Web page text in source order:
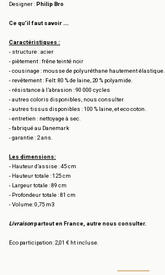
Designer : Philip Bro
Ce qu’il faut savoir ….
Caractéristiques :
- structure : acier
- piètement : frêne teinté noir
- cousinage : mousse de polyuréthane hautement élastique.
- revêtement : Felt: 80 % de laine, 20 % polyamide.
- résistance à l’abrasion : 90 000 cycles
- autres coloris disponibles, nous consulter.
- autres tissus disponibles : 100 % laine, et eco coton.
- entretien : nettoyage à sec.
- fabriqué au Danemark
- garantie : 2 ans.
Les dimensions:
- Hauteur d’assise : 45 cm
- Hauteur totale : 125 cm
- Largeur totale : 89 cm
- Profondeur totale : 81 cm
- Volume: 0,75 m3
Livraisonpartout en France, autre nous consulter.
Eco participation: 2,01 € ht incluse.